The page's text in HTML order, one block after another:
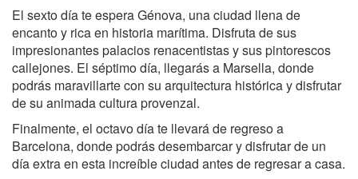
El sexto día te espera Génova, una ciudad llena de
encanto y rica en historia marítima. Disfruta de sus
impresionantes palacios renacentistas y sus pintorescos
callejones. El séptimo día, llegarás a Marsella, donde
podrás maravillarte con su arquitectura histórica y disfrutar
de su animada cultura provenzal.
Finalmente, el octavo día te llevará de regreso a
Barcelona, donde podrás desembarcar y disfrutar de un
día extra en esta increíble ciudad antes de regresar a casa.